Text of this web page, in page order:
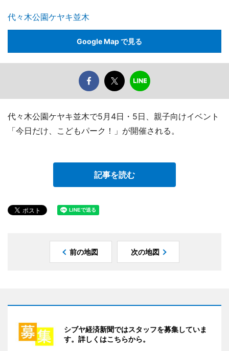
代々木公園ケヤキ並木
Google Map で見る
代々木公園ケヤキ並木で5月4日・5日、親子向けイベント
「今日だけ、こどもパーク！」が開催される。
記事を読む
前の地図 次の地図
シブヤ経済新聞ではスタッフを募集していま
す。詳しくはこちらから。